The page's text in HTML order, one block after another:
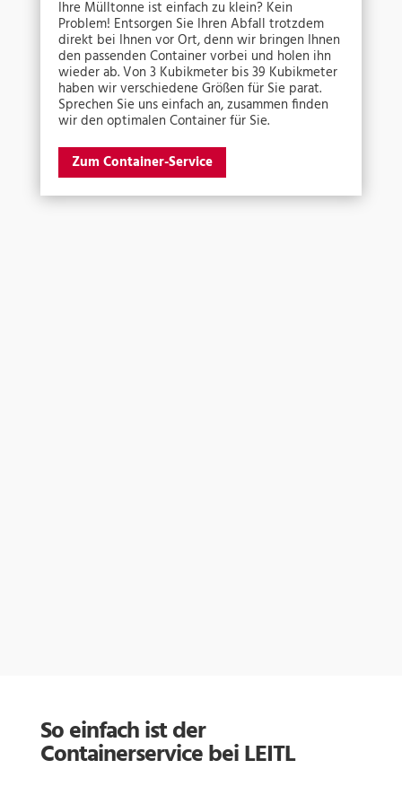
Ihre Mülltonne ist einfach zu klein? Kein
Problem! Entsorgen Sie Ihren Abfall trotzdem
direkt bei Ihnen vor Ort, denn wir bringen Ihnen
den passenden Container vorbei und holen ihn
wieder ab. Von 3 Kubikmeter bis 39 Kubikmeter
haben wir verschiedene Größen für Sie parat.
Sprechen Sie uns einfach an, zusammen finden
wir den optimalen Container für Sie.
Zum Container-Service
So einfach ist der
Containerservice bei LEITL